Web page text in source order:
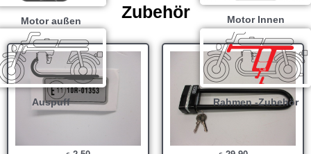
Motor außen Motor Innen
Auspuff Rahmen -Zubehör
Zubehör